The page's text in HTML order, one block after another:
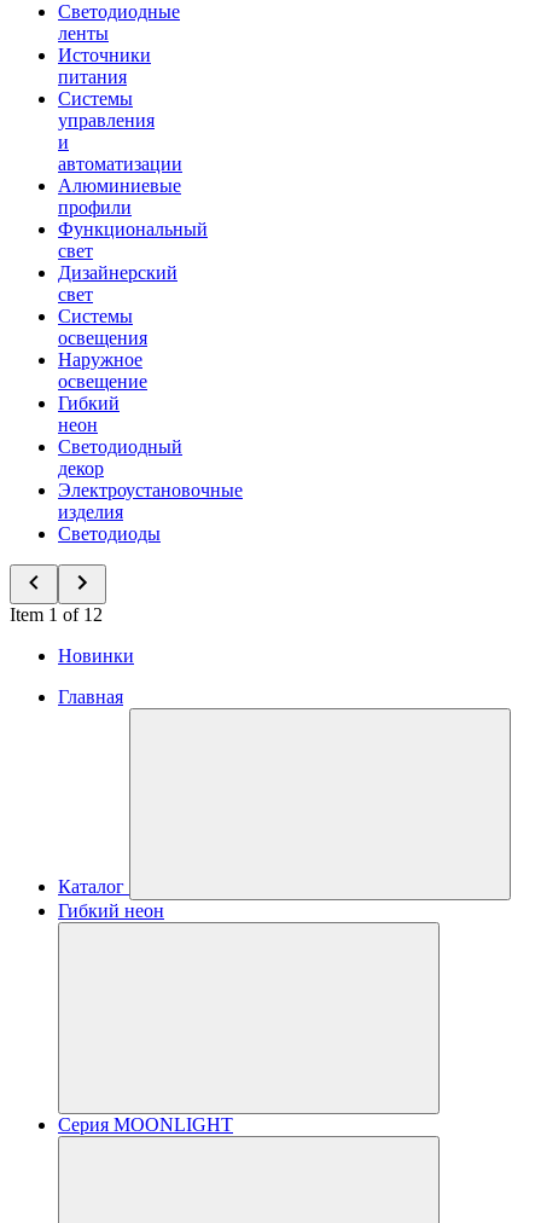
Светодиодные
ленты
Источники
питания
Системы
управления
и
автоматизации
Алюминиевые
профили
Функциональный
свет
Дизайнерский
свет
Системы
освещения
Наружное
освещение
Гибкий
неон
Светодиодный
декор
Электроустановочные
изделия
Светодиоды
Item 1 of 12
Новинки
Главная
Каталог
Гибкий неон
Серия MOONLIGHT